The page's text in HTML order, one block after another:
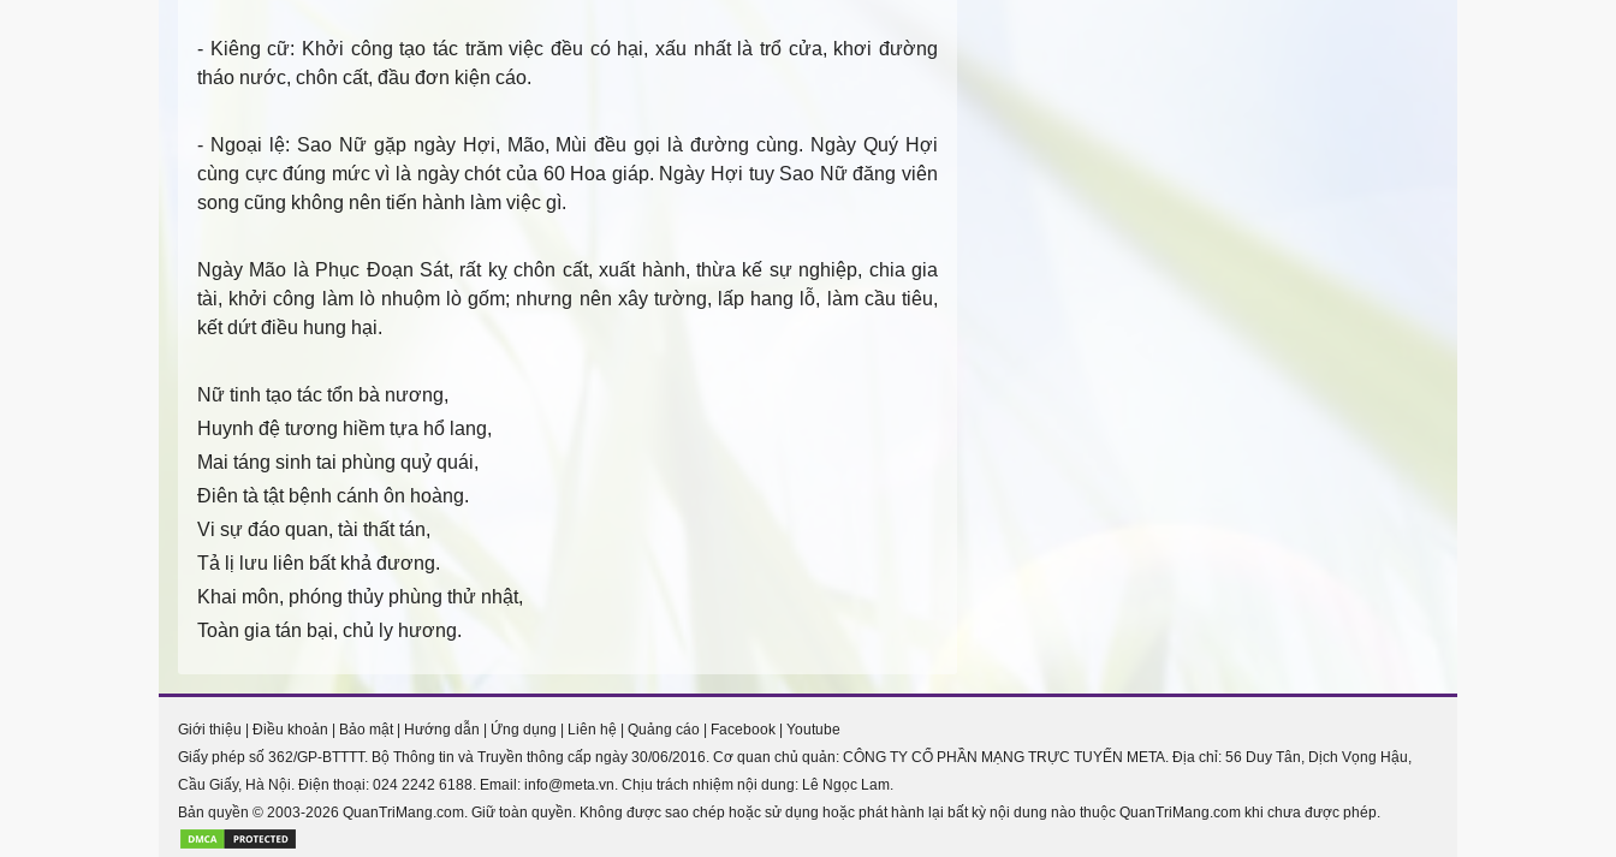
- Kiêng cữ: Khởi công tạo tác trăm việc đều có hại, xấu nhất là trổ cửa, khơi đường
tháo nước, chôn cất, đầu đơn kiện cáo.
- Ngoại lệ: Sao Nữ gặp ngày Hợi, Mão, Mùi đều gọi là đường cùng. Ngày Quý Hợi
cùng cực đúng mức vì là ngày chót của 60 Hoa giáp. Ngày Hợi tuy Sao Nữ đăng viên
song cũng không nên tiến hành làm việc gì.
Ngày Mão là Phục Đoạn Sát, rất kỵ chôn cất, xuất hành, thừa kế sự nghiệp, chia gia
tài, khởi công làm lò nhuộm lò gốm; nhưng nên xây tường, lấp hang lỗ, làm cầu tiêu,
kết dứt điều hung hại.
Nữ tinh tạo tác tổn bà nương,
Huynh đệ tương hiềm tựa hổ lang,
Mai táng sinh tai phùng quỷ quái,
Điên tà tật bệnh cánh ôn hoàng.
Vi sự đáo quan, tài thất tán,
Tả lị lưu liên bất khả đương.
Khai môn, phóng thủy phùng thử nhật,
Toàn gia tán bại, chủ ly hương.
Giới thiệu Điều khoản Bảo mật| Hướng dẫn Ứng dụng Liên hệ Quảng cáo Facebook
Youtube
Giấy phép số 362/GP-BTTTT. Bộ Thông tin và Truyền thông cấp ngày 30/06/2016. Cơ quan chủ quản: CÔNG TY CỔ PHẦN MẠNG TRỰC TUYẾN META. Địa chỉ: 56 Duy Tân, Dịch Vọng Hậu,
Cầu Giấy, Hà Nội. Điện thoại: 024 2242 6188. Email: info@meta.vn. Chịu trách nhiệm nội dung: Lê Ngọc Lam.
Bản quyền © 2003-2026 QuanTriMang.com. Giữ toàn quyền. Không được sao chép hoặc sử dụng hoặc phát hành lại bất kỳ nội dung nào thuộc QuanTriMang.com khi chưa được phép.